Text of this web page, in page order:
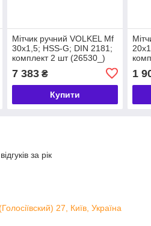
Мітчик ручний VOLKEL Мf
30х1,5; HSS-G; DIN 2181;
комплект 2 шт (26530_)
7 383₴
Купити
1
за рік
27, Київ, Україна